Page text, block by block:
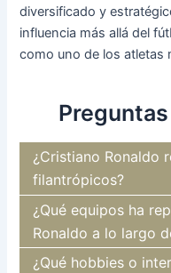
diversificado y
influencia más allá del
como uno de los atletas
¿Cristiano Ronaldo
filantrópicos?
¿Qué equipos ha
Ronaldo a lo largo
¿Qué hobbies o